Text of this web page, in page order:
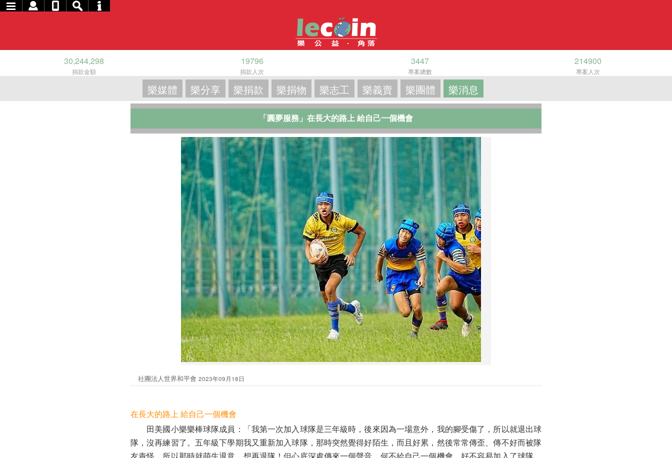
30,244,298
捐款金額
19796
捐款人次
3447
專案總數
214900
專案人次
樂媒體 樂分享 樂捐款 樂捐物 樂志工 樂義賣 樂團體 樂消息
「圓夢服務」在長大的路上 給自己一個機會
社團法人世界和平會 2023年09月18日
在長大的路上 給自己一個機會
田美國小樂樂棒球隊成員：「我第一次加入球隊是三年級時，後來因為一場意外，我的腳受傷了，所以就退出球
隊，沒再練習了。五年級下學期我又重新加入球隊，那時突然覺得好陌生，而且好累，然後常常傳歪、傳不好而被隊
友責怪，所以那時就萌生退意，想再退隊！但心底深處傳來一個聲音，何不給自己一個機會，好不容易加入了球隊，